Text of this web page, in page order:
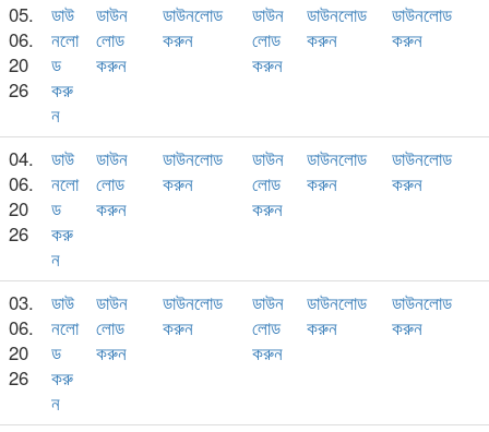
05.
06.
20
26
ডাউ
নলো
ড
করু
ন
ডাউন
লোড
করুন
ডাউনলোড
করুন
ডাউন
লোড
করুন
ডাউনলোড
করুন
ডাউনলোড
করুন
04.
06.
20
26
ডাউ
নলো
ড
করু
ন
ডাউন
লোড
করুন
ডাউনলোড
করুন
ডাউন
লোড
করুন
ডাউনলোড
করুন
ডাউনলোড
করুন
03.
06.
20
26
ডাউ
নলো
ড
করু
ন
ডাউন
লোড
করুন
ডাউনলোড
করুন
ডাউন
লোড
করুন
ডাউনলোড
করুন
ডাউনলোড
করুন